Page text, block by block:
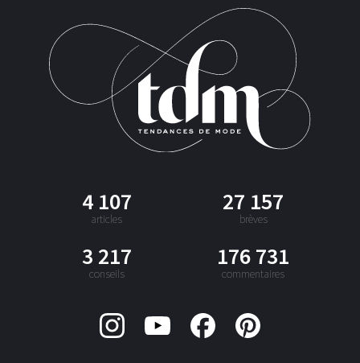
4 107
articles
27 157
brèves
3 217
conseils
176 731
commentaires